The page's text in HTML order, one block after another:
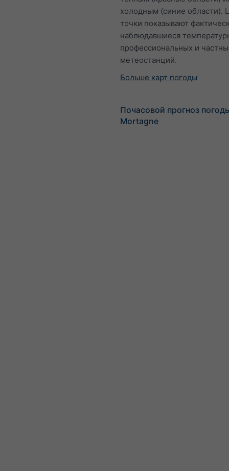
холодным (синие области).
точки показывают
наблюдавшиеся
профессиональных и
метеостанций.
Больше карт погоды
Почасовой прогноз
Mortagne